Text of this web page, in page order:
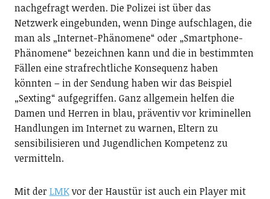
nachgefragt werden. Die Polizei ist über das
Netzwerk eingebunden, wenn Dinge aufschlagen, die
man als „Internet-Phänomene“ oder „Smartphone-
Phänomene“ bezeichnen kann und die in bestimmten
Fällen eine strafrechtliche Konsequenz haben
könnten – in der Sendung haben wir das Beispiel
„Sexting“ aufgegriffen. Ganz allgemein helfen die
Damen und Herren in blau, präventiv vor kriminellen
Handlungen im Internet zu warnen, Eltern zu
sensibilisieren und Jugendlichen Kompetenz zu
vermitteln.
Mit derLMKvor der Haustür ist auch ein Player mit